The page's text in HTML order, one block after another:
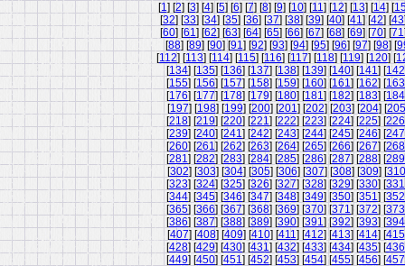
[1] [2] [3] [4] [5] [6] [7] [8] [9] [10] [11] [12] [13] [14] [
[32] [33] [34] [35] [36] [37] [38] [39] [40] [41] [42] [43
[60] [61] [62] [63] [64] [65] [66] [67] [68] [69] [70] [71
[88] [89] [90] [91] [92] [93] [94] [95] [96] [97] [98] [
[112] [113] [114] [115] [116] [117] [118] [119] [120] [
[134] [135] [136] [137] [138] [139] [140] [141] [142
[155] [156] [157] [158] [159] [160] [161] [162] [163
[176] [177] [178] [179] [180] [181] [182] [183] [184
[197] [198] [199] [200] [201] [202] [203] [204] [205
[218] [219] [220] [221] [222] [223] [224] [225] [226
[239] [240] [241] [242] [243] [244] [245] [246] [247
[260] [261] [262] [263] [264] [265] [266] [267] [268
[281] [282] [283] [284] [285] [286] [287] [288] [289
[302] [303] [304] [305] [306] [307] [308] [309] [310
[323] [324] [325] [326] [327] [328] [329] [330] [331
[344] [345] [346] [347] [348] [349] [350] [351] [352
[365] [366] [367] [368] [369] [370] [371] [372] [373
[386] [387] [388] [389] [390] [391] [392] [393] [394
[407] [408] [409] [410] [411] [412] [413] [414] [415
[428] [429] [430] [431] [432] [433] [434] [435] [436
[449] [450] [451] [452] [453] [454] [455] [456] [457